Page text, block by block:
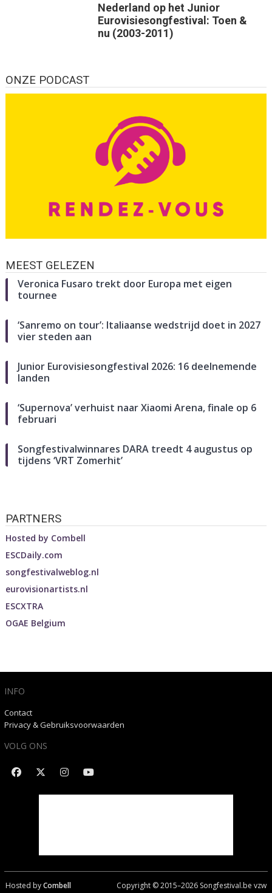
Nederland op het Junior
Eurovisiesongfestival: Toen &
nu (2003-2011)
ONZE PODCAST
MEEST GELEZEN
Veronica Fusaro trekt door Europa met eigen
tournee
‘Sanremo on tour’: Italiaanse wedstrijd doet in 2027
vier steden aan
Junior Eurovisiesongfestival 2026: 16 deelnemende
landen
‘Supernova’ verhuist naar Xiaomi Arena, finale op 6
februari
Songfestivalwinnares DARA treedt 4 augustus op
tijdens ‘VRT Zomerhit’
PARTNERS
Hosted by Combell
ESCDaily.com
songfestivalweblog.nl
eurovisionartists.nl
ESCXTRA
OGAE Belgium
INFO
Contact
Privacy & Gebruiksvoorwaarden
VOLG ONS
Hosted byCombell Copyright © 2015–2026Songfestival.be vzw